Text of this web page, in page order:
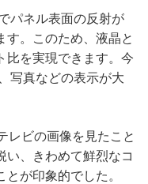
パネル表面の反射が
す。このため、液晶と
比を実現できます。今
写真などの表示が大
レビの画像を見たこと
い、きわめて鮮烈なコ
が印象的でした。